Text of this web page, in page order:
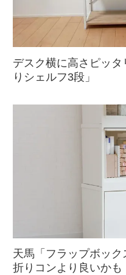
デスク横に高さピッ
りシェルフ3段」
天馬「フラップボッ
折りコンより良いかも